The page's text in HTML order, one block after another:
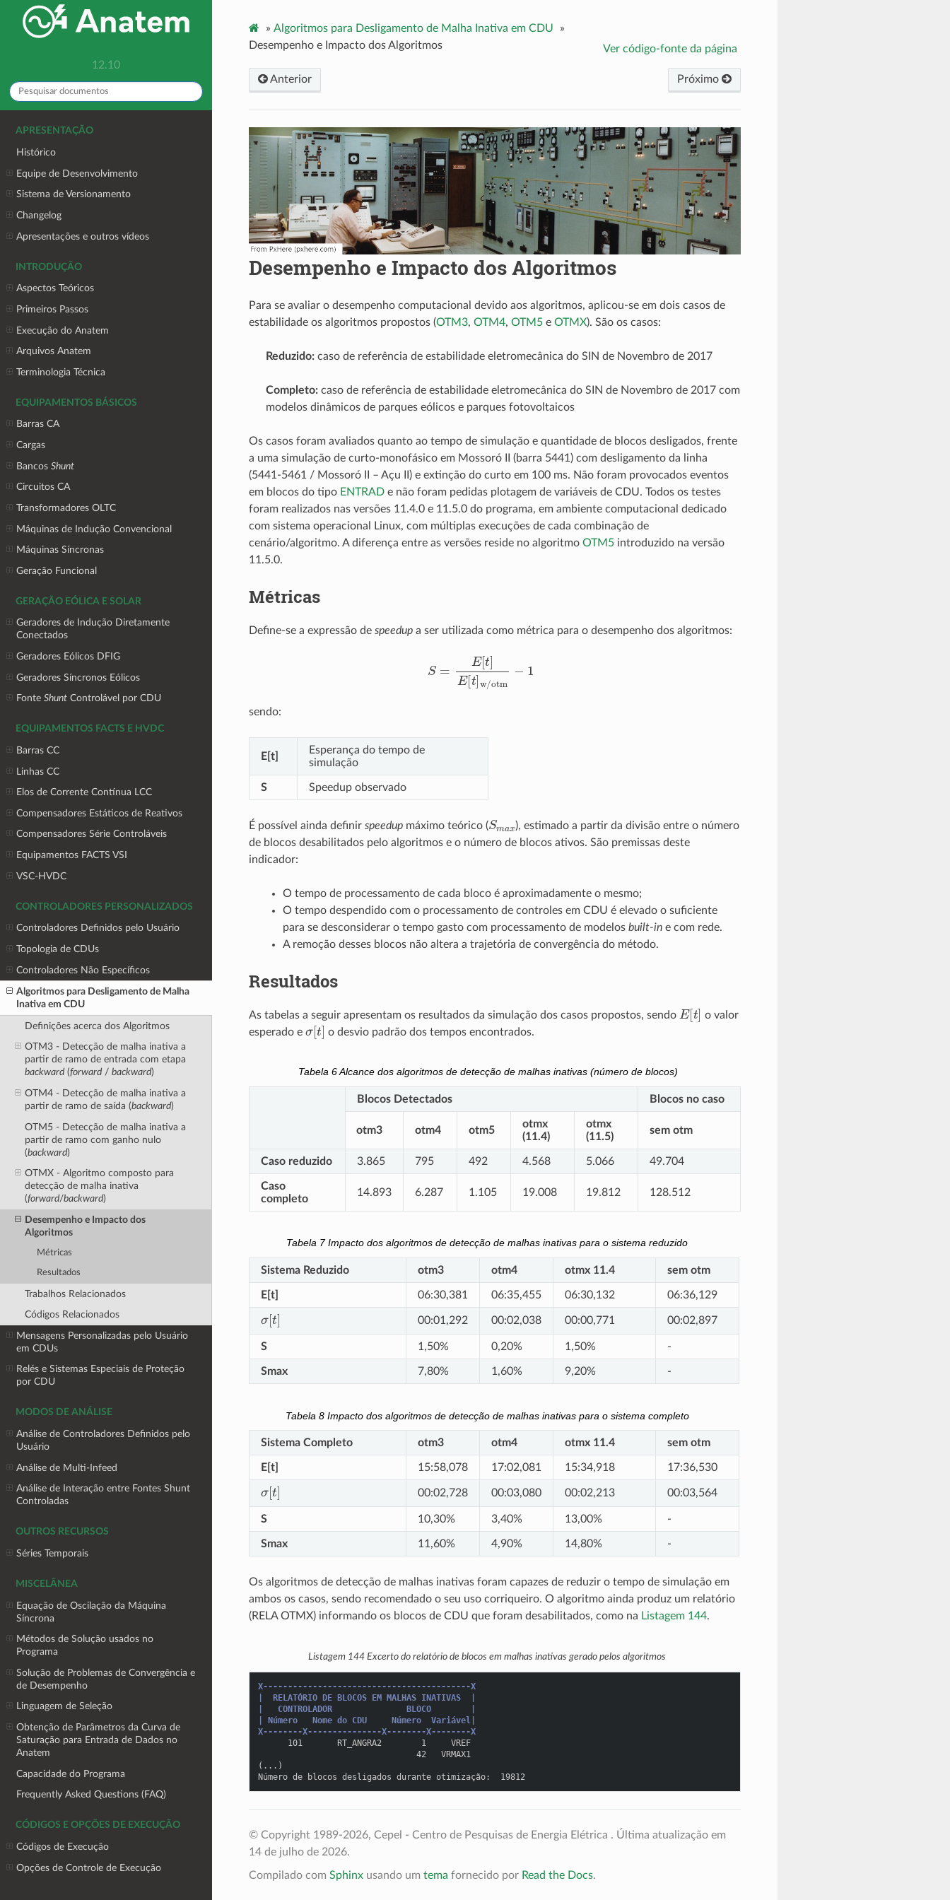
12.10
APRESENTAÇÃO
Histórico
Equipe de Desenvolvimento
Sistema de Versionamento
Changelog
Apresentações e outros vídeos
INTRODUÇÃO
Aspectos Teóricos
Primeiros Passos
Execução do Anatem
Arquivos Anatem
Terminologia Técnica
EQUIPAMENTOS BÁSICOS
Barras CA
Cargas
BancosShunt
Circuitos CA
Transformadores OLTC
Máquinas de Indução Convencional
Máquinas Síncronas
Geração Funcional
GERAÇÃO EÓLICA E SOLAR
Geradores de Indução Diretamente
Conectados
Geradores Eólicos DFIG
Geradores Síncronos Eólicos
FonteShunt Controlável por CDU
EQUIPAMENTOS FACTS E HVDC
Barras CC
Linhas CC
Elos de Corrente Contínua LCC
Compensadores Estáticos de Reativos
Compensadores Série Controláveis
Equipamentos FACTS VSI
VSC-HVDC
CONTROLADORES PERSONALIZADOS
Controladores Definidos pelo Usuário
Topologia de CDUs
Controladores Não Específicos
Algoritmos para Desligamento de Malha
Inativa em CDU
Definições acerca dos Algoritmos
OTM3 - Detecção de malha inativa a
partir de ramo de entrada com etapa
backward(forward/ backward)
OTM4 - Detecção de malha inativa a
partir de ramo de saída (backward)
OTM5 - Detecção de malha inativa a
partir de ramo com ganho nulo
(backward)
OTMX - Algoritmo composto para
detecção de malha inativa
(forward/backward)
Desempenho e Impacto dos
Algoritmos
Métricas
Resultados
Trabalhos Relacionados
Códigos Relacionados
Mensagens Personalizadas pelo Usuário
em CDUs
Relés e Sistemas Especiais de Proteção
por CDU
MODOS DE ANÁLISE
Análise de Controladores Definidos pelo
Usuário
Análise de Multi-Infeed
Análise de Interação entre Fontes Shunt
Controladas
OUTROS RECURSOS
Séries Temporais
MISCELÂNEA
Equação de Oscilação da Máquina
Síncrona
Métodos de Solução usados no
Programa
Solução de Problemas de Convergência e
de Desempenho
Linguagem de Seleção
Obtenção de Parâmetros da Curva de
Saturação para Entrada de Dados no
Anatem
Capacidade do Programa
Frequently Asked Questions (FAQ)
CÓDIGOS E OPÇÕES DE EXECUÇÃO
Códigos de Execução
Opções de Controle de Execução
» Algoritmos para Desligamento de Malha Inativa em CDU
»
Desempenho e Impacto dos Algoritmos
Ver código-fonte da página
Próximo
Anterior
Desempenho e Impacto dos Algoritmos
Para se avaliar o desempenho computacional devido aos algoritmos, aplicou-se em dois casos de
estabilidade os algoritmos propostos (OTM3, OTM4, OTM5e OTMX). São os casos:
Reduzido:caso de referência de estabilidade eletromecânica do SIN de Novembro de 2017
Completo:caso de referência de estabilidade eletromecânica do SIN de Novembro de 2017 com
modelos dinâmicos de parques eólicos e parques fotovoltaicos
Os casos foram avaliados quanto ao tempo de simulação e quantidade de blocos desligados, frente
a uma simulação de curto-monofásico em Mossoró II (barra 5441) com desligamento da linha
(5441-5461 / Mossoró II – Açu II) e extinção do curto em 100 ms. Não foram provocados eventos
em blocos do tipo ENTRADe não foram pedidas plotagem de variáveis de CDU. Todos os testes
foram realizados nas versões 11.4.0 e 11.5.0 do programa, em ambiente computacional dedicado
com sistema operacional Linux, com múltiplas execuções de cada combinação de
cenário/algoritmo. A diferença entre as versões reside no algoritmo OTM5introduzido na versão
11.5.0.
Métricas
Define-se a expressão de speedupa ser utilizada como métrica para o desempenho dos algoritmos:
t]w/otm
sendo:
E[t]
Esperança do tempo de
simulação
S Speedup observado
É possível ainda definir speedupmáximo teórico (Sm x), estimado a partir da divisão entre o número
de blocos desabilitados pelo algoritmos e o número de blocos ativos. São premissas deste
indicador:
O tempo de processamento de cada bloco é aproximadamente o mesmo;
O tempo despendido com o processamento de controles em CDU é elevado o suficiente
para se desconsiderar o tempo gasto com processamento de modelos built-ine com rede.
A remoção desses blocos não altera a trajetória de convergência do método.
Resultados
As tabelas a seguir apresentam os resultados da simulação dos casos propostos, sendo E[t ] o valor
esperado e
[t]o desvio padrão dos tempos encontrados.
Tabela 6Alcance dos algoritmos de detecção de malhas inativas (número de blocos)
Blocos Detectados Blocos no caso
otm3 otm4 otm5
otmx
(11.4)
otmx
(11.5)
sem otm
Caso reduzido 3.865 795 492 4.568 5.066 49.704
Caso
completo
14.893 6.287 1.105 19.008 19.812 128.512
Tabela 7Impacto dos algoritmos de detecção de malhas inativas para o sistema reduzido
Sistema Reduzido otm3 otm4 otmx 11.4 sem otm
E[t] 06:30,381 06:35,455 06:30,132 06:36,129
[t] 00:01,292 00:02,038 00:00,771 00:02,897
S 1,50% 0,20% 1,50% -
Smax 7,80% 1,60% 9,20% -
Tabela 8 Impacto dos algoritmos de detecção de malhas inativas para o sistema completo
Sistema Completo otm3 otm4 otmx 11.4 sem otm
E[t] 15:58,078 17:02,081 15:34,918 17:36,530
[t] 00:02,728 00:03,080 00:02,213 00:03,564
S 10,30% 3,40% 13,00% -
Smax 11,60% 4,90% 14,80% -
Os algoritmos de detecção de malhas inativas foram capazes de reduzir o tempo de simulação em
ambos os casos, sendo recomendado o seu uso corriqueiro. O algoritmo ainda produz um relatório
(RELA OTMX) informando os blocos de CDU que foram desabilitados, como na Listagem 144.
Listagem 144 Excerto do relatório de blocos em malhas inativas gerado pelos algoritmos
X------------------------------------------X
|  RELATÓRIO DE BLOCOS EM MALHAS INATIVAS  |
|   CONTROLADOR               BLOCO        |
| Número   Nome do CDU     Número  Variável|
X--------X---------------X--------X--------X
      101       RT_ANGRA2        1     VREF
                                42   VRMAX1
(...)
Número de blocos desligados durante otimização:  19812
© Copyright 1989-2026, Cepel - Centro de Pesquisas de Energia Elétrica . Última atualização em
14 de julho de 2026.
Compilado com Sphinxusando um tema fornecido por Read the Docs.